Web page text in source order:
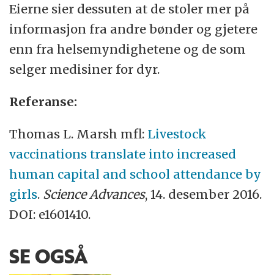
Eierne sier dessuten at de stoler mer på
informasjon fra andre bønder og gjetere
enn fra helsemyndighetene og de som
selger medisiner for dyr.
Referanse:
Thomas L. Marsh mfl: Livestock
vaccinations translate into increased
human capital and school attendance by
girls. Science Advances, 14. desember 2016.
DOI: e1601410.
SE OGSÅ